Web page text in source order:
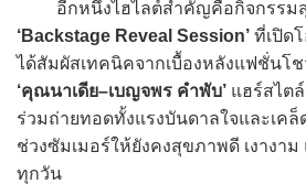
อีกหนึ่งไฮไลต์สำคัญคือกิจกรรมสุ
‘Backstage Reveal Session’ ที่เปิด
ได้สัมผัสเทคนิคจากเบื้องหลังแฟชั่นโช
‘คุณนาเดีย–เบญจพร คำพับ’ แฮร์สไต
ร่วมถ่ายทอดทั้งแรงบันดาลใจและเค
ช่วงซัมเมอร์ให้ยังคงสุขภาพดี เงางาม
ทุกวัน